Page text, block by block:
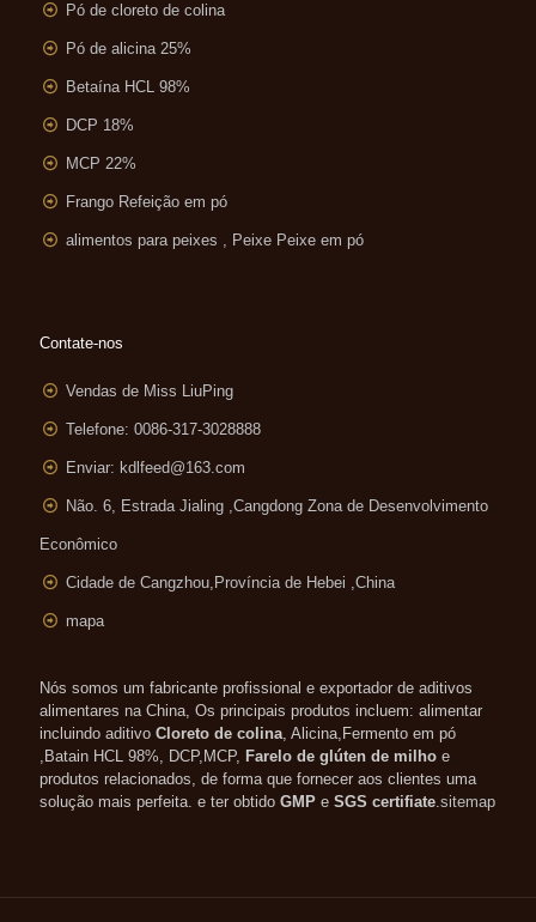
Pó de cloreto de colina
Pó de alicina 25%
Betaína HCL 98%
DCP 18%
MCP 22%
Frango Refeição em pó
alimentos para peixes , Peixe Peixe em pó
Contate-nos
Vendas de Miss LiuPing
Telefone: 0086-317-3028888
Enviar: kdlfeed@163.com
Não. 6, Estrada Jialing ,Cangdong Zona de Desenvolvimento
Econômico
Cidade de Cangzhou,Província de Hebei ,China
mapa
Nós somos um fabricante profissional e exportador de aditivos
alimentares na China, Os principais produtos incluem: alimentar
incluindo aditivo Cloreto de colina, Alicina,Fermento em pó
,Batain HCL 98%, DCP,MCP, Farelo de glúten de milho e
produtos relacionados, de forma que fornecer aos clientes uma
solução mais perfeita. e ter obtido GMP e SGS certifiate.sitemap